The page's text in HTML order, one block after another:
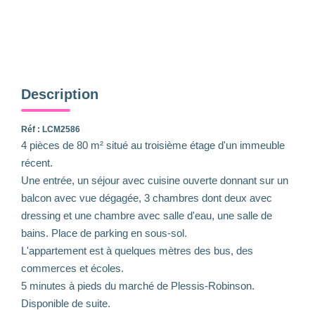
Description
Réf : LCM2586
4 pièces de 80 m² situé au troisième étage d'un immeuble
récent.
Une entrée, un séjour avec cuisine ouverte donnant sur un
balcon avec vue dégagée, 3 chambres dont deux avec
dressing et une chambre avec salle d'eau, une salle de
bains. Place de parking en sous-sol.
L'appartement est à quelques mètres des bus, des
commerces et écoles.
5 minutes à pieds du marché de Plessis-Robinson.
Disponible de suite.